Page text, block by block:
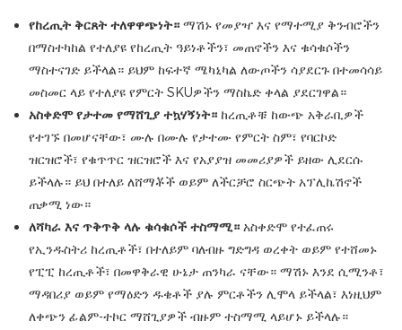
የከረጢት ቅርጸት ተለዋዋጭነት።ማሽኑ የመያዣ እና የማተሚያ ቅንብሮችን
በማስተካከል የተለያዩ የከረጢት ዓይነቶችን፣ መጠኖችን እና ቁሳቁሶችን
ማስተናገድ ይችላል። ይህም ከፍተኛ ሜካኒካል ለውጦችን ሳያደርጉ በተመሳሳይ
መስመር ላይ የተለያዩ የምርት SKUዎችን ማስኬድ ቀላል ያደርገዋል።
አስቀድሞ የታተመ የማሸጊያ ተኳሃኝነት።ከረጢቶቹ ከውጭ አቅራቢዎች
የተገኙ በመሆናቸው፣ ሙሉ በሙሉ የታተሙ የምርት ስም፣ የባርኮድ
ዝርዝሮች፣ የቁጥጥር ዝርዝሮች እና የአያያዝ መመሪያዎች ይዘው ሊደርሱ
ይችላሉ። ይህ በተለይ ለሸማቾች ወይም ለችርቻሮ ስርጭት አፕሊኬሽኖች
ጠቃሚ ነው።
ለሻካራ እና ጥቅጥቅ ላሉ ቁሳቁሶች ተስማሚ።አስቀድሞ የተፈጠሩ
የኢንዱስትሪ ከረጢቶች፣ በተለይም ባለብዙ ግድግዳ ወረቀት ወይም የተሸመኑ
የፒፒ ከረጢቶች፣ በመዋቅራዊ ሁኔታ ጠንካራ ናቸው። ማሽኑ እንደ ሲሚንቶ፣
ማዳበሪያ ወይም የማዕድን ዱቄቶች ያሉ ምርቶችን ሊሞላ ይችላል፣ እነዚህም
ለቀጭን ፊልም-ተኮር ማሸጊያዎች ብዙም ተስማሚ ላይሆኑ ይችላሉ።